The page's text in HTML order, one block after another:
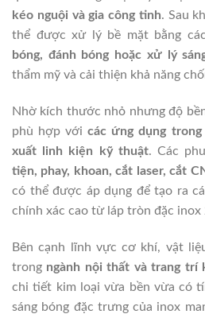
kéo nguội và gia công tinh. Sau
thể được xử lý bề mặt bằng
bóng, đánh bóng hoặc xử lý
thẩm mỹ và cải thiện khả năng
Nhờ kích thước nhỏ nhưng độ
phù hợp vớicác ứng dụng
xuất linh kiện kỹ thuật. Các
tiện, phay, khoan, cắt laser, cắt
có thể được áp dụng để tạo ra
chính xác cao từ láp tròn đặc inox
Bên cạnh lĩnh vực cơ khí, vật
trong ngành nội thất và trang trí
chi tiết kim loại vừa bền vừa có
sáng bóng đặc trưng của inox